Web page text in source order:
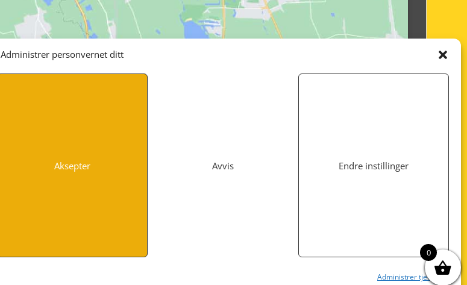
Administrer personvernet ditt
Administrer tjenester
Aksepter Avvis Endre instillinger
INFORMASJON
0